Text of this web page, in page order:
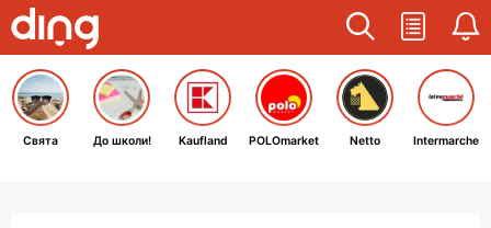
Свята До школи! Kaufland POLOmarket Netto Intermarche